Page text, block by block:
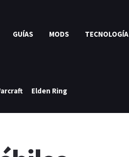
GUÍAS MODS TECNOLOGÍA
Elden Ring